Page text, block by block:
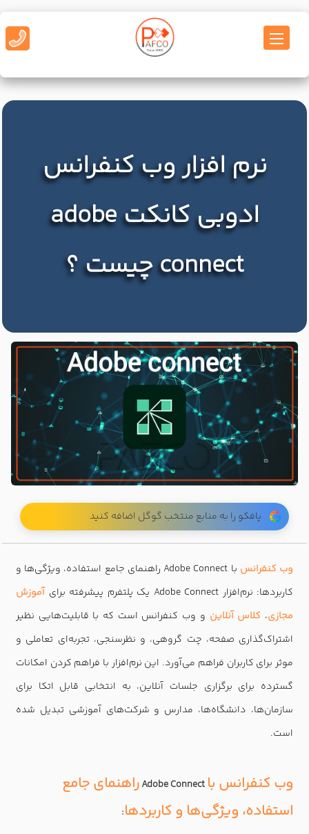
نرم افزار وب کنفرانس
ادوبی کانکت adobe
connect چیست ؟
پافکو را به منابع منتخب گوگل اضافه کنید
وب کنفرانس
با Adobe Connect راهنمای جامع استفاده، ویژگی‌ها و
کاربردها: نرم‌افزار Adobe Connect یک پلتفرم پیشرفته برای
آموزش
مجازی، کلاس آنلاین و وب کنفرانس است که با قابلیت‌هایی نظیر
اشتراک‌گذاری صفحه، چت گروهی، و نظرسنجی، تجربه‌ای تعاملی و
موثر برای کاربران فراهم می‌آورد. این نرم‌افزار با فراهم کردن امکانات
گسترده برای برگزاری جلسات آنلاین، به انتخابی قابل اتکا برای
سازمان‌ها، دانشگاه‌ها، مدارس و شرکت‌های آموزشی تبدیل شده
است.
وب کنفرانس با Adobe Connectراهنمای جامع
استفاده، ویژگی‌ها و کاربردها: